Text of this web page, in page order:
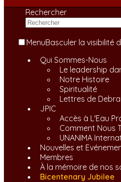
MenuBasculer la visibilité
Qui Sommes-Nous
Le leadership
Notre Histoire
Spiritualité
Lettres de
JPIC
Accès à L'Eau
Comment Nous
UNANIMA
Nouvelles et
Membres
À la mémoire de nos
Bicentenary Jubilee
Rechercher